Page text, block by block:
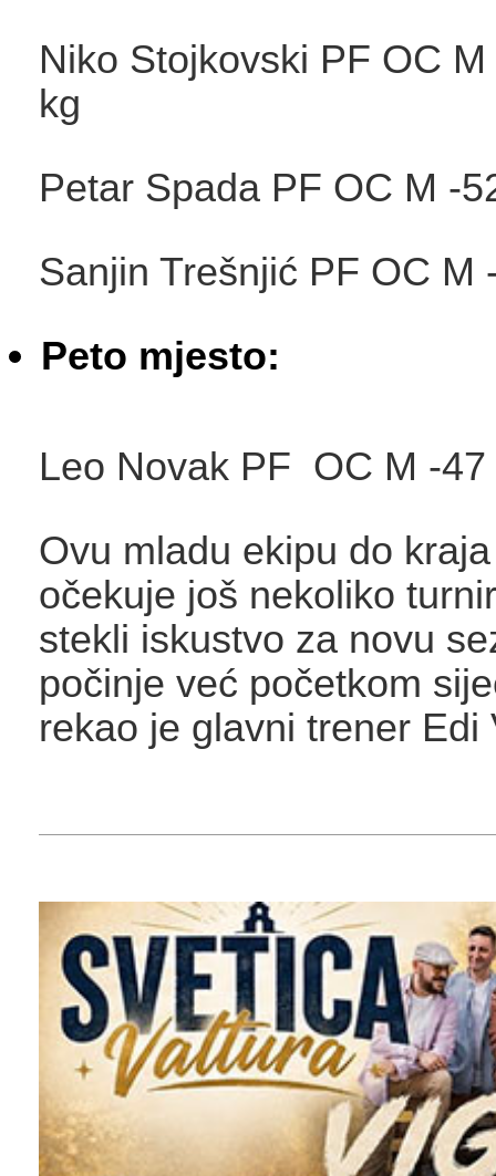
Niko Stojkovski PF OC
kg
Petar Spada PF
Sanjin Trešnjić PF OC
Peto mjesto:
Leo Novak PF OC
Ovu mladu ekipu do
očekuje još nekoliko
stekli iskustvo za novu
počinje već početkom
rekao je glavni trener Edi